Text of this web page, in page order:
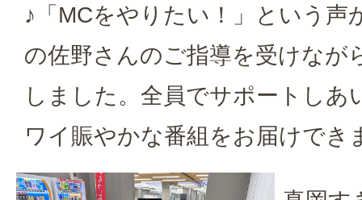
♪「MCをやりたい！」という声
の佐野さんのご指導を受けなが
しました。全員でサポートしあ
ワイ賑やかな番組をお届けでき